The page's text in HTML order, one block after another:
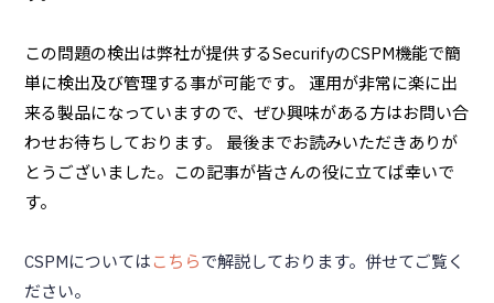
この問題の検出は弊社が提供するSecurifyのCSPM機能で簡
単に検出及び管理する事が可能です。 運用が非常に楽に出
来る製品になっていますので、ぜひ興味がある方はお問い合
わせお待ちしております。 最後までお読みいただきありが
とうございました。この記事が皆さんの役に立てば幸いで
す。
CSPMについては こちらで解説しております。併せてご覧く
ださい。